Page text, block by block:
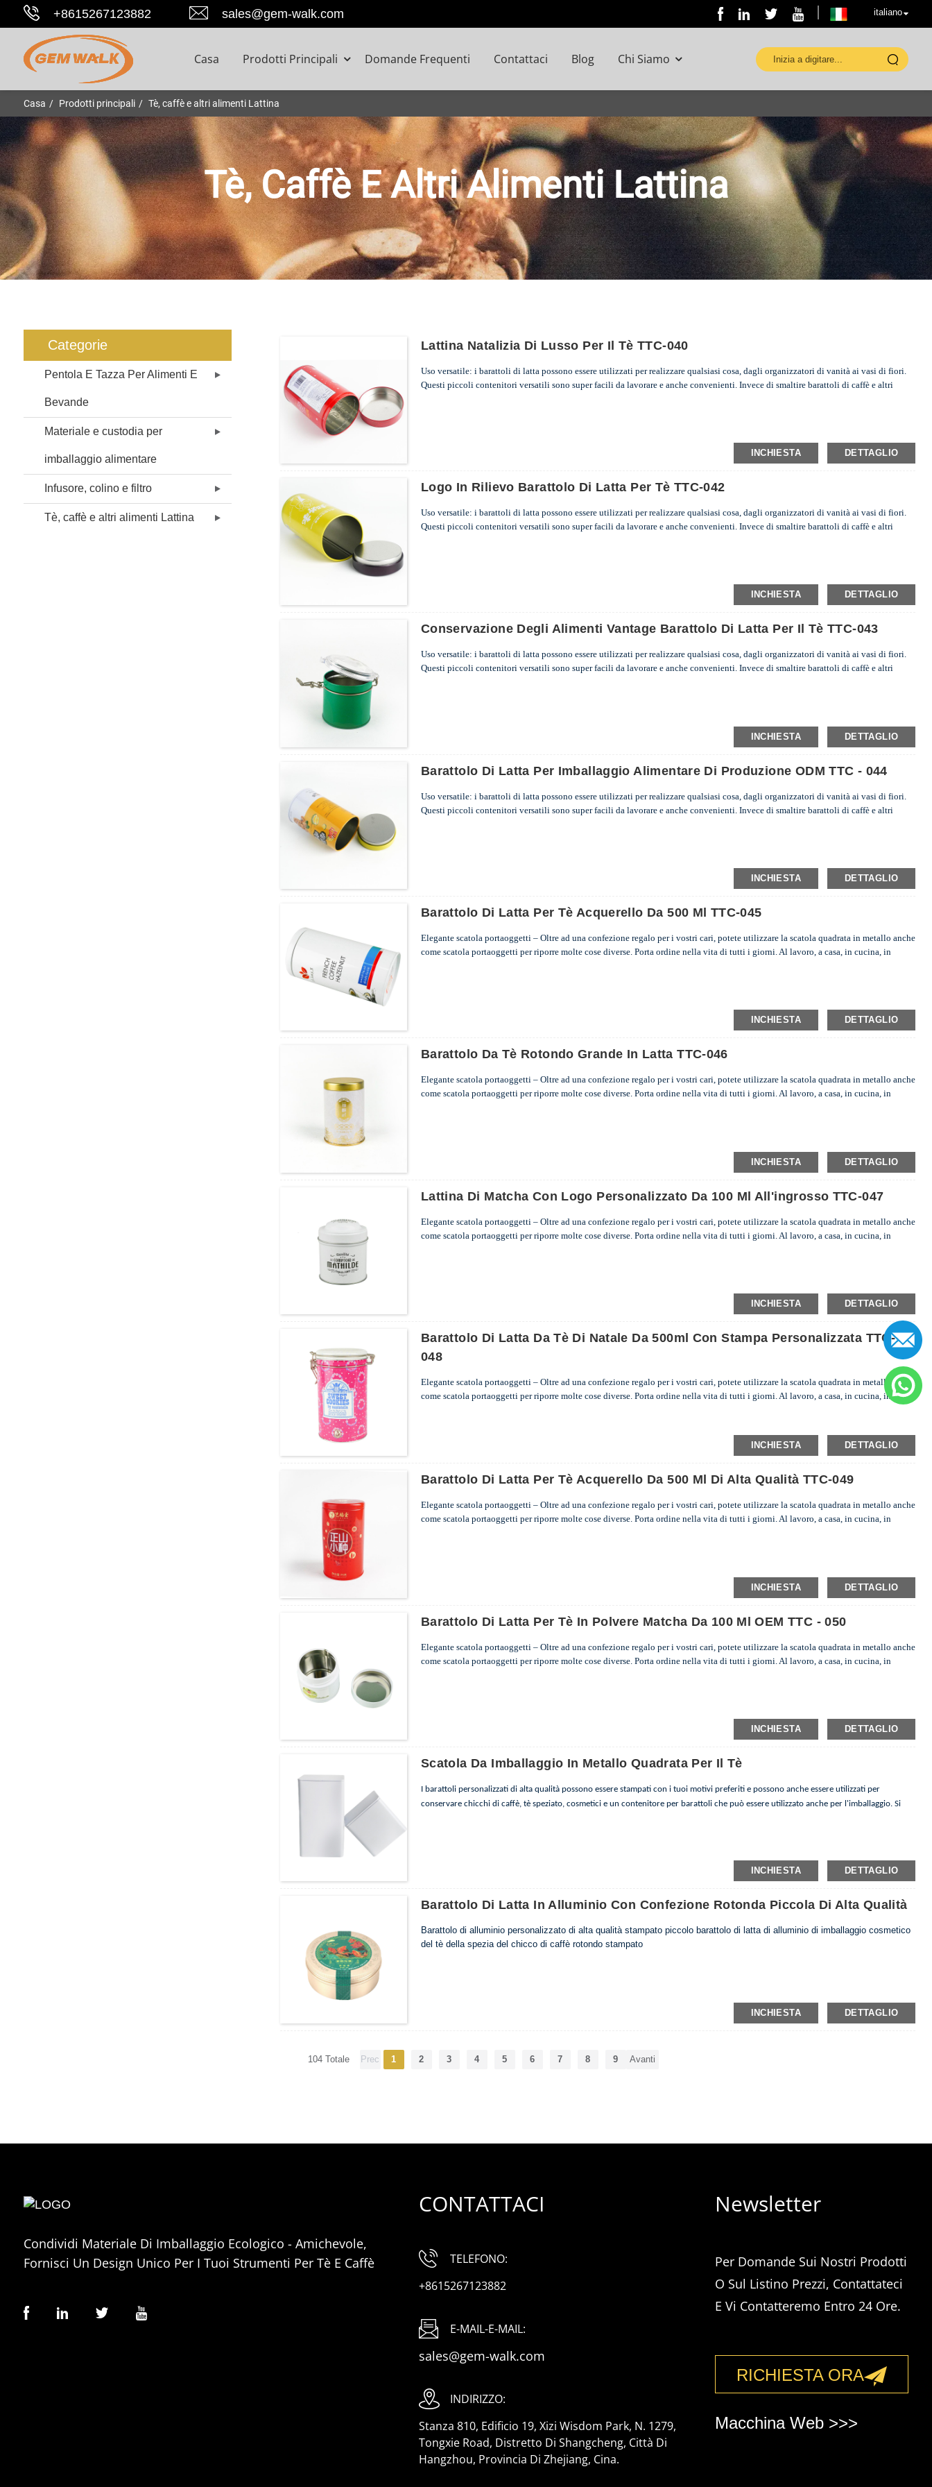
+8615267123882 sales@gem-walk.com italiano
Casa Prodotti Principali Domande Frequenti Contattaci Blog Chi Siamo
Casa Prodotti principali Tè, caffè e altri alimenti Lattina
Tè, Caffè E Altri Alimenti Lattina
Categorie
Pentola E Tazza Per Alimenti E
Bevande
Materiale e custodia per
imballaggio alimentare
Infusore, colino e filtro
Tè, caffè e altri alimenti Lattina
Lattina Natalizia Di Lusso Per Il Tè TTC-040
Uso versatile: i barattoli di latta possono essere utilizzati per realizzare qualsiasi cosa, dagli organizzatori di vanità ai vasi di fiori.
Questi piccoli contenitori versatili sono super facili da lavorare e anche convenienti. Invece di smaltire barattoli di caffè e altri
INCHIESTA DETTAGLIO
Logo In Rilievo Barattolo Di Latta Per Tè TTC-042
Uso versatile: i barattoli di latta possono essere utilizzati per realizzare qualsiasi cosa, dagli organizzatori di vanità ai vasi di fiori.
Questi piccoli contenitori versatili sono super facili da lavorare e anche convenienti. Invece di smaltire barattoli di caffè e altri
INCHIESTA DETTAGLIO
Conservazione Degli Alimenti Vantage Barattolo Di Latta Per Il Tè TTC-043
Uso versatile: i barattoli di latta possono essere utilizzati per realizzare qualsiasi cosa, dagli organizzatori di vanità ai vasi di fiori.
Questi piccoli contenitori versatili sono super facili da lavorare e anche convenienti. Invece di smaltire barattoli di caffè e altri
INCHIESTA DETTAGLIO
Barattolo Di Latta Per Imballaggio Alimentare Di Produzione ODM TTC - 044
Uso versatile: i barattoli di latta possono essere utilizzati per realizzare qualsiasi cosa, dagli organizzatori di vanità ai vasi di fiori.
Questi piccoli contenitori versatili sono super facili da lavorare e anche convenienti. Invece di smaltire barattoli di caffè e altri
INCHIESTA DETTAGLIO
Barattolo Di Latta Per Tè Acquerello Da 500 Ml TTC-045
Elegante scatola portaoggetti – Oltre ad una confezione regalo per i vostri cari, potete utilizzare la scatola quadrata in metallo anche
come scatola portaoggetti per riporre molte cose diverse. Porta ordine nella vita di tutti i giorni. Al lavoro, a casa, in cucina, in
INCHIESTA DETTAGLIO
Barattolo Da Tè Rotondo Grande In Latta TTC-046
Elegante scatola portaoggetti – Oltre ad una confezione regalo per i vostri cari, potete utilizzare la scatola quadrata in metallo anche
come scatola portaoggetti per riporre molte cose diverse. Porta ordine nella vita di tutti i giorni. Al lavoro, a casa, in cucina, in
INCHIESTA DETTAGLIO
Lattina Di Matcha Con Logo Personalizzato Da 100 Ml All'ingrosso TTC-047
Elegante scatola portaoggetti – Oltre ad una confezione regalo per i vostri cari, potete utilizzare la scatola quadrata in metallo anche
come scatola portaoggetti per riporre molte cose diverse. Porta ordine nella vita di tutti i giorni. Al lavoro, a casa, in cucina, in
INCHIESTA DETTAGLIO
Barattolo Di Latta Da Tè Di Natale Da 500ml Con Stampa Personalizzata TTC-
048
Elegante scatola portaoggetti – Oltre ad una confezione regalo per i vostri cari, potete utilizzare la scatola quadrata in metallo anche
come scatola portaoggetti per riporre molte cose diverse. Porta ordine nella vita di tutti i giorni. Al lavoro, a casa, in cucina, in
INCHIESTA DETTAGLIO
Barattolo Di Latta Per Tè Acquerello Da 500 Ml Di Alta Qualità TTC-049
Elegante scatola portaoggetti – Oltre ad una confezione regalo per i vostri cari, potete utilizzare la scatola quadrata in metallo anche
come scatola portaoggetti per riporre molte cose diverse. Porta ordine nella vita di tutti i giorni. Al lavoro, a casa, in cucina, in
INCHIESTA DETTAGLIO
Barattolo Di Latta Per Tè In Polvere Matcha Da 100 Ml OEM TTC - 050
Elegante scatola portaoggetti – Oltre ad una confezione regalo per i vostri cari, potete utilizzare la scatola quadrata in metallo anche
come scatola portaoggetti per riporre molte cose diverse. Porta ordine nella vita di tutti i giorni. Al lavoro, a casa, in cucina, in
INCHIESTA DETTAGLIO
Scatola Da Imballaggio In Metallo Quadrata Per Il Tè
I barattoli personalizzati di alta qualità possono essere stampati con i tuoi motivi preferiti e possono anche essere utilizzati per
conservare chicchi di caffè, tè speziato, cosmetici e un contenitore per barattoli che può essere utilizzato anche per l'imballaggio. Si
INCHIESTA DETTAGLIO
Barattolo Di Latta In Alluminio Con Confezione Rotonda Piccola Di Alta Qualità
Barattolo di alluminio personalizzato di alta qualità stampato piccolo barattolo di latta di alluminio di imballaggio cosmetico
del tè della spezia del chicco di caffè rotondo stampato
INCHIESTA DETTAGLIO
104 Totale Prec 1 2 3 4 5 6 7 8 9 Avanti
Condividi Materiale Di Imballaggio Ecologico - Amichevole,
Fornisci Un Design Unico Per I Tuoi Strumenti Per Tè E Caffè
CONTATTACI
TELEFONO:
+8615267123882
E-MAIL-E-MAIL:
sales@gem-walk.com
INDIRIZZO:
Stanza 810, Edificio 19, Xizi Wisdom Park, N. 1279,
Tongxie Road, Distretto Di Shangcheng, Città Di
Hangzhou, Provincia Di Zhejiang, Cina.
Newsletter
Per Domande Sui Nostri Prodotti
O Sul Listino Prezzi, Contattateci
E Vi Contatteremo Entro 24 Ore.
RICHIESTA ORA
Macchina Web >>>